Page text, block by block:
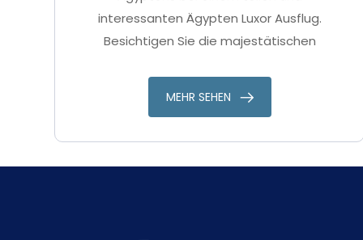
interessanten Ägypten Luxor Ausflug.
Besichtigen Sie die majestätischen
MEHR SEHEN